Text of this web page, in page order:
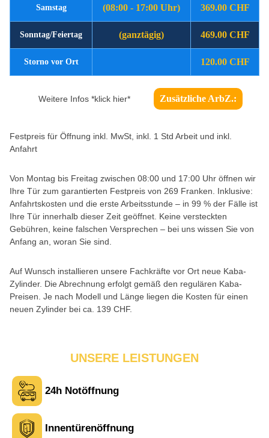
Samstag (08:00 - 17:00 Uhr) 369.00 CHF
Sonntag/Feiertag (ganztägig) 469.00 CHF
Storno vor Ort 120.00 CHF
Weitere Infos *klick hier* Zusätzliche ArbZ.:
Festpreis für Öffnung inkl. MwSt, inkl. 1 Std Arbeit und inkl.
Anfahrt
Von Montag bis Freitag zwischen 08:00 und 17:00 Uhr öffnen wir
Ihre Tür zum garantierten Festpreis von 269 Franken. Inklusive:
Anfahrtskosten und die erste Arbeitsstunde – in 99 % der Fälle ist
Ihre Tür innerhalb dieser Zeit geöffnet. Keine versteckten
Gebühren, keine falschen Versprechen – bei uns wissen Sie von
Anfang an, woran Sie sind.
Auf Wunsch installieren unsere Fachkräfte vor Ort neue Kaba-
Zylinder. Die Abrechnung erfolgt gemäß den regulären Kaba-
Preisen. Je nach Modell und Länge liegen die Kosten für einen
neuen Zylinder bei ca. 139 CHF.
UNSERE LEISTUNGEN
24h Notöffnung
Innentürenöffnung